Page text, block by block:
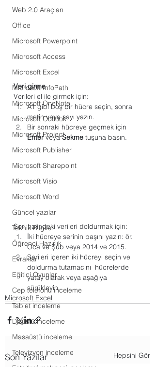
Web 2.0 Araçları
Office
Microsoft Powerpoint
Microsoft Access
Microsoft Excel
Microsoft InfoPath
Microsoft OneNote
Microsoft Outlook
Microsoft Project
Microsoft Publisher
Microsoft Sharepoint
Microsoft Visio
Microsoft Word
Güncel yazılar
Teknik Bilgiler
Öğrenci Hazırlık
Evraklar
Eğitici Oyunlar
Cep telefonu inceleme
Tablet inceleme
Dizüstü inceleme
Masaüstü inceleme
Televizyon inceleme
Veri girme
Verileri el ile girmek için:
A1 gibi boş bir hücre seçin, sonra
metin veya sayı yazın.
Bir sonraki hücreye geçmek için
Enter veya Sekme tuşuna basın.
Seri halindeki verileri doldurmak için:
İki hücreye serinin başını yazın: ör.
Oca ve Şub veya 2014 ve 2015.
Serileri içeren iki hücreyi seçin ve
doldurma tutamacını  hücrelerde
yatay olarak veya aşağıya
sürükleyin.
Microsoft Excel
Son Yazılar Hepsini Gör